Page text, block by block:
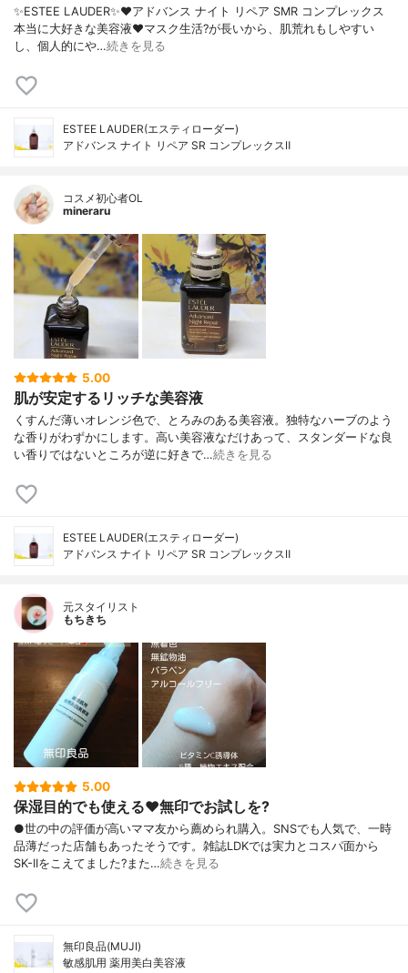
✨ESTEE LAUDER✨❤︎アドバンス ナイト リペア SMR コンプレックス
本当に大好きな美容液❤️マスク生活?が長いから、肌荒れもしやすい
し、個人的にや…続きを見る
ESTEE LAUDER(エスティローダー)
アドバンス ナイト リペア SR コンプレックスⅡ
コスメ初心者OL
mineraru
5.00
肌が安定するリッチな美容液
くすんだ薄いオレンジ色で、とろみのある美容液。独特なハーブのよう
な香りがわずかにします。高い美容液なだけあって、スタンダードな良
い香りではないところが逆に好きで…続きを見る
ESTEE LAUDER(エスティローダー)
アドバンス ナイト リペア SR コンプレックスⅡ
元スタイリスト
もちきち
5.00
保湿目的でも使える♥️無印でお試しを?
●世の中の評価が高いママ友から薦められ購入。SNSでも人気で、一時
品薄だった店舗もあったそうです。雑誌LDKでは実力とコスパ面から
SK-IIをこえてました?また…続きを見る
無印良品(MUJI)
敏感肌用 薬用美白美容液